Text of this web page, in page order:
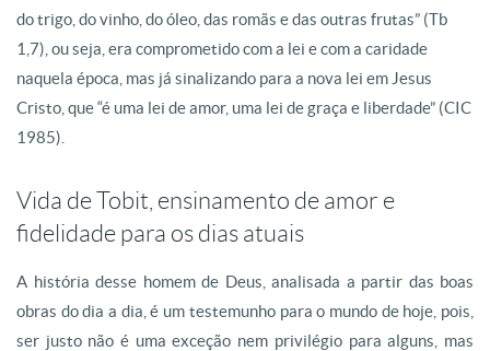
do trigo, do vinho, do óleo, das romãs e das outras frutas” (Tb
1,7), ou seja, era comprometido com a lei e com a caridade
naquela época, mas já sinalizando para a nova lei em Jesus
Cristo, que “é uma lei de amor, uma lei de graça e liberdade” (CIC
1985).
Vida de Tobit, ensinamento de amor e
fidelidade para os dias atuais
A história desse homem de Deus, analisada a partir das boas
obras do dia a dia, é um testemunho para o mundo de hoje, pois,
ser justo não é uma exceção nem privilégio para alguns, mas